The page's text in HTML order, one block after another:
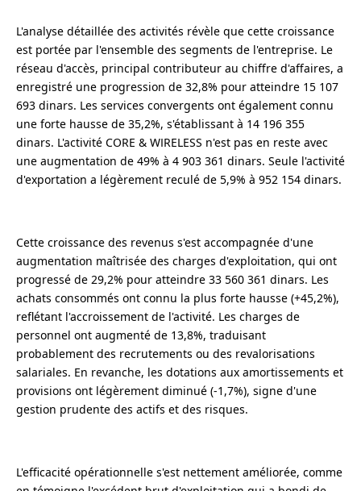
L'analyse détaillée des activités révèle que cette croissance
est portée par l'ensemble des segments de l'entreprise. Le
réseau d'accès, principal contributeur au chiffre d'affaires, a
enregistré une progression de 32,8% pour atteindre 15 107
693 dinars. Les services convergents ont également connu
une forte hausse de 35,2%, s'établissant à 14 196 355
dinars. L'activité CORE & WIRELESS n'est pas en reste avec
une augmentation de 49% à 4 903 361 dinars. Seule l'activité
d'exportation a légèrement reculé de 5,9% à 952 154 dinars.
Cette croissance des revenus s'est accompagnée d'une
augmentation maîtrisée des charges d'exploitation, qui ont
progressé de 29,2% pour atteindre 33 560 361 dinars. Les
achats consommés ont connu la plus forte hausse (+45,2%),
reflétant l'accroissement de l'activité. Les charges de
personnel ont augmenté de 13,8%, traduisant
probablement des recrutements ou des revalorisations
salariales. En revanche, les dotations aux amortissements et
provisions ont légèrement diminué (-1,7%), signe d'une
gestion prudente des actifs et des risques.
L'efficacité opérationnelle s'est nettement améliorée, comme